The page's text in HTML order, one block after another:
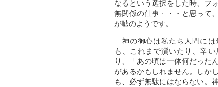
なるという選択をした時、フ
無関係の仕事・・・と思って
が嘘のようです。
神の御心は私たち人間には
も、これまで躓いたり、辛
り、「あの頃は一体何だった
があるかもしれません。しか
も、必ず無駄にはならない。